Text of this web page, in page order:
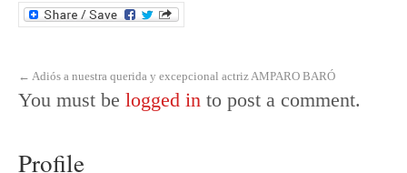
← Adiós a nuestra querida y excepcional actriz AMPARO BARÓ
You must be logged in to post a comment.
Profile